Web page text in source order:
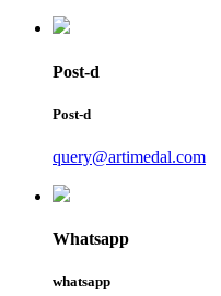
Post-d
Post-d
query@artimedal.com
Whatsapp
whatsapp